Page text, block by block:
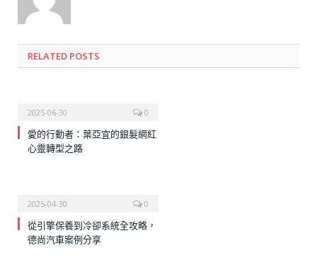
RELATED POSTS
2025-06-30 0
愛的行動者：葉亞宜的銀髮網紅
心靈轉型之路
2025-04-30 0
從引擎保養到冷卻系統全攻略，
德尚汽車案例分享